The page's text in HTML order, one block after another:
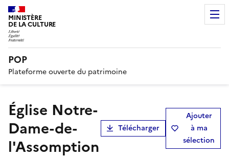
MINISTÈRE
DE LA CULTURE
POP
Plateforme ouverte du patrimoine
Église Notre-
Dame-de-
l'Assomption
Télécharger
Ajouter
à ma
sélection